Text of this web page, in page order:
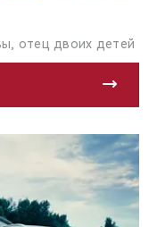
отец двоих детей